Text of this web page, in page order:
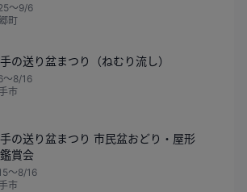
〜9/6
町
の送り盆まつり（ねむり流し）
〜8/16
市
の送り盆まつり 市民盆おどり・屋形
賞会
〜8/16
市